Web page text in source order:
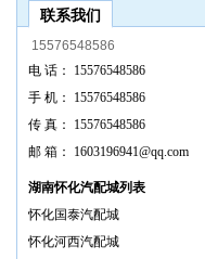
联系我们
15576548586
电 话：
15576548586
手 机：
15576548586
传 真：
15576548586
邮 箱：
1603196941@qq.com
湖南怀化汽配城列表
怀化国泰汽配城
怀化河西汽配城